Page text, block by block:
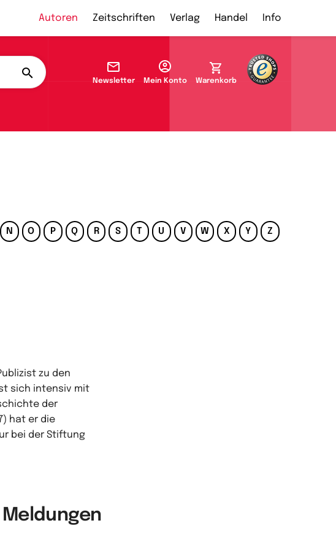
Autoren Zeitschriften Verlag Handel Info
Newsletter Mein Konto Warenkorb
N O P Q R S T U V W X Y Z
zu den
sich intensiv mit
der
hat er die
bei der Stiftung